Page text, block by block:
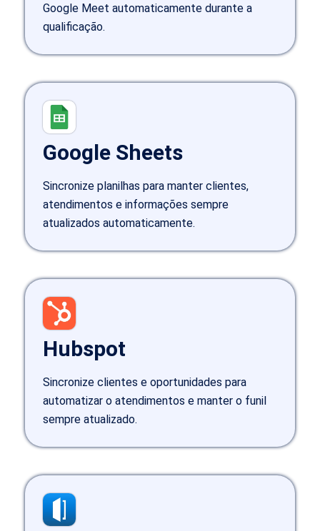
Google Meet automaticamente durante a
qualificação.
Google Sheets
Sincronize planilhas para manter clientes,
atendimentos e informações sempre
atualizados automaticamente.
Hubspot
Sincronize clientes e oportunidades para
automatizar o atendimentos e manter o funil
sempre atualizado.